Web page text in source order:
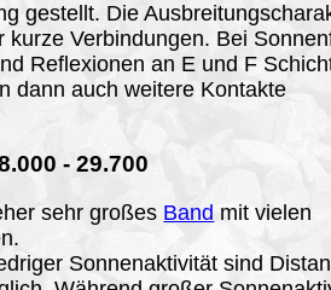
gestellt. Die
kurze Verbindungen. Bei
Reflexionen an E und F
dann auch weitere Kontakte
- 29.700
sehr großes Band mit vielen
Sonnenaktivität sind